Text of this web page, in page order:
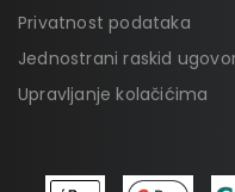
Privatnost podataka
Jednostrani raskid
Upravljanje kolačićima